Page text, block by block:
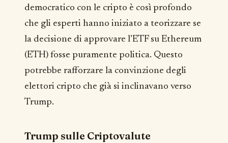
democratico con le cripto è così profondo
che gli esperti hanno iniziato a teorizzare se
la decisione di approvare l’ETF su Ethereum
(ETH) fosse puramente politica. Questo
potrebbe rafforzare la convinzione degli
elettori cripto che già si inclinavano verso
Trump.
Trump sulle Criptovalute